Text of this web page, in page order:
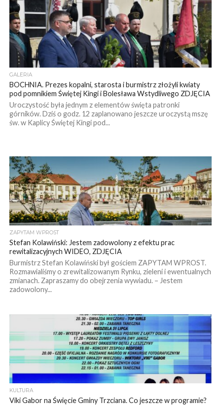
GALERIA
BOCHNIA. Prezes kopalni, starosta i burmistrz złożyli kwiaty
pod pomnikiem Świętej Kingi i Bolesława Wstydliwego ZDJĘCIA
Uroczystość była jednym z elementów święta patronki
górników. Dziś o godz. 12 zaplanowano jeszcze uroczystą mszę
św. w Kaplicy Świętej Kingi pod...
ZAPYTAM WPROST
Stefan Kolawiński: Jestem zadowolony z efektu prac
rewitalizacyjnych WIDEO, ZDJĘCIA
Burmistrz Stefan Kolawiński był gościem ZAPYTAM WPROST.
Rozmawialiśmy o zrewitalizowanym Rynku, zieleni i ewentualnych
zmianach. Zapraszamy do obejrzenia wywiadu. – Jestem
zadowolony...
KULTURA
Viki Gabor na Święcie Gminy Trzciana. Co jeszcze w programie?